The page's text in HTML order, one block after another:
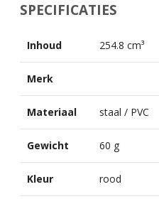
SPECIFICATIES
Inhoud 254.8 cm³
Merk
Materiaal staal / PVC
Gewicht 60 g
Kleur rood